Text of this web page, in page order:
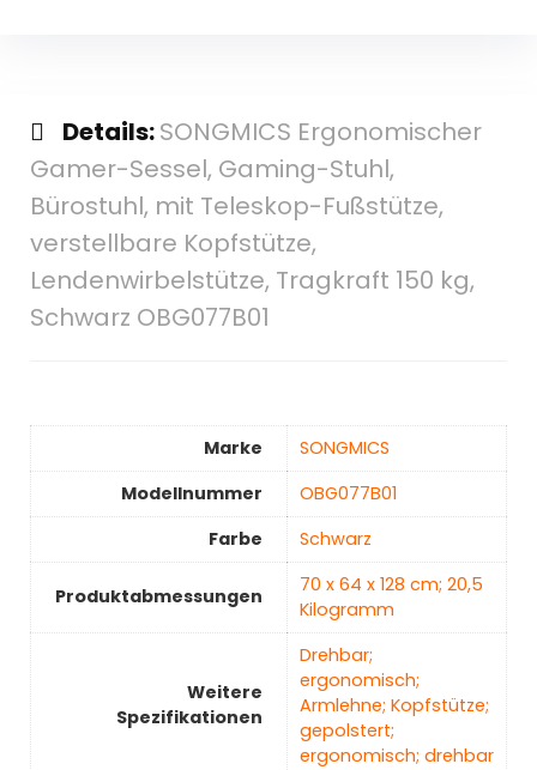
Details:SONGMICS Ergonomischer
Gamer-Sessel, Gaming-Stuhl,
Bürostuhl, mit Teleskop-Fußstütze,
verstellbare Kopfstütze,
Lendenwirbelstütze, Tragkraft 150 kg,
Schwarz OBG077B01
Marke
‎SONGMICS
Modellnummer
‎OBG077B01
Farbe
‎Schwarz
Produktabmessungen
‎70 x 64 x 128 cm; 20,5
Kilogramm
Weitere
Spezifikationen
‎Drehbar;
ergonomisch;
Armlehne; Kopfstütze;
gepolstert;
ergonomisch; drehbar